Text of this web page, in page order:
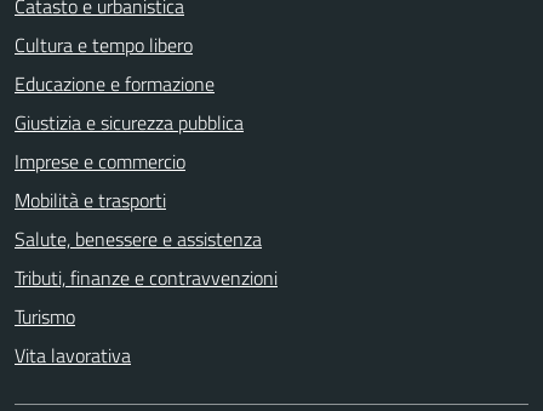
Catasto e urbanistica
Cultura e tempo libero
Educazione e formazione
Giustizia e sicurezza pubblica
Imprese e commercio
Mobilità e trasporti
Salute, benessere e assistenza
Tributi, finanze e contravvenzioni
Turismo
Vita lavorativa